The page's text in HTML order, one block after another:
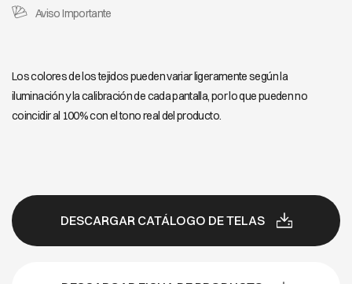
Aviso Importante
Los colores de los tejidos pueden variar ligeramente según la
iluminación y la calibración de cada pantalla, por lo que pueden no
coincidir al 100% con el tono real del producto.
DESCARGAR CATÁLOGO DE TELAS